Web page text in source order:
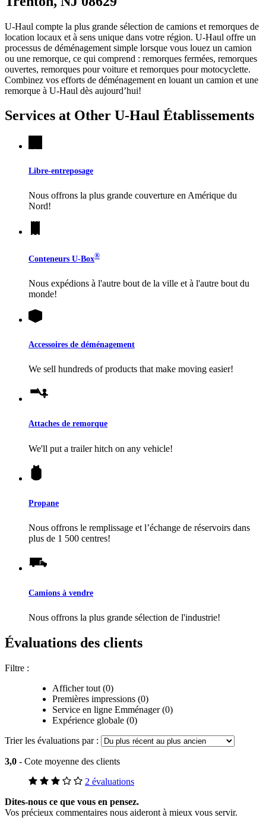
U-Haul compte la plus grande sélection de camions et remorques de
location locaux et à sens unique dans votre région. U-Haul offre un
processus de déménagement simple lorsque vous louez un camion
ou une remorque, ce qui comprend : remorques fermées, remorques
ouvertes, remorques pour voiture et remorques pour motocyclette.
Combinez vos efforts de déménagement en louant un camion et une
remorque à U-Haul dès aujourd’hui!
Services at Other U-Haul Établissements
Libre-entreposage
Nous offrons la plus grande couverture en Amérique du
Nord!
Conteneurs U-Box®
Nous expédions à l'autre bout de la ville et à l'autre bout du
monde!
Accessoires de déménagement
We sell hundreds of products that make moving easier!
Attaches de remorque
We'll put a trailer hitch on any vehicle!
Propane
Nous offrons le remplissage et l’échange de réservoirs dans
plus de 1 500 centres!
Camions à vendre
Nous offrons la plus grande sélection de l'industrie!
Évaluations des clients
Filtre :
Afficher tout (0)
Premières impressions (0)
Service en ligne Emménager (0)
Expérience globale (0)
Trier les évaluations par :
3,0 - Cote moyenne des clients
2 évaluations
Dites-nous ce que vous en pensez.
Vos précieux commentaires nous aideront à mieux vous servir.